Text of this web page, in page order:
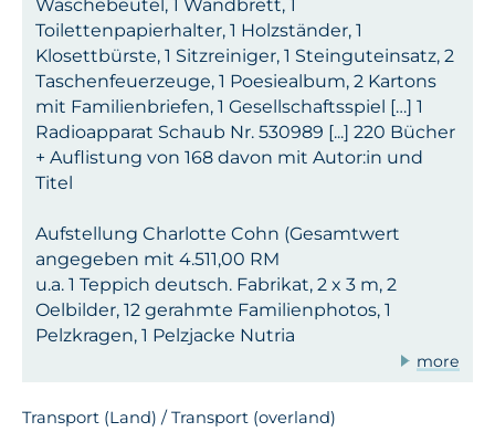
Wäschebeutel, 1 Wandbrett, 1
Toilettenpapierhalter, 1 Holzständer, 1
Klosettbürste, 1 Sitzreiniger, 1 Steinguteinsatz, 2
Taschenfeuerzeuge, 1 Poesiealbum, 2 Kartons
mit Familienbriefen, 1 Gesellschaftsspiel […] 1
Radioapparat Schaub Nr. 530989 [...] 220 Bücher
+ Auflistung von 168 davon mit Autor:in und
Titel
Aufstellung Charlotte Cohn (Gesamtwert
angegeben mit 4.511,00 RM
u.a. 1 Teppich deutsch. Fabrikat, 2 x 3 m, 2
Oelbilder, 12 gerahmte Familienphotos, 1
Pelzkragen, 1 Pelzjacke Nutria
more
Transport (Land) / Transport (overland)